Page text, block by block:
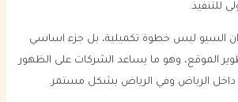
للتنفيذ.
ان السيو ليس خطوة تكميلية، بل جزء اساسي
الموقع، وهو ما يساعد الشركات على الظهور
داخل الرياض وفي الرياض بشكل مستمر.